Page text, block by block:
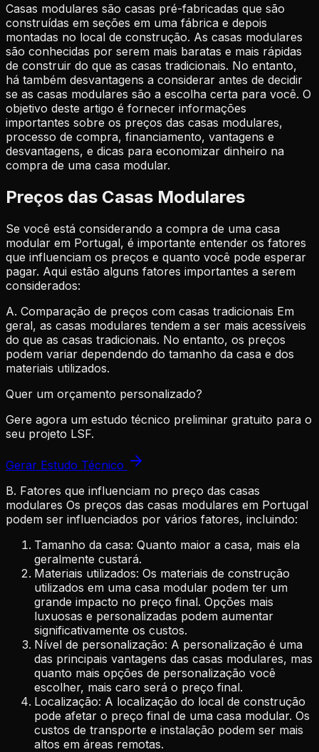
Casas modulares são casas pré-fabricadas que são
construídas em seções em uma fábrica e depois
montadas no local de construção. As casas modulares
são conhecidas por serem mais baratas e mais rápidas
de construir do que as casas tradicionais. No entanto,
há também desvantagens a considerar antes de decidir
se as casas modulares são a escolha certa para você. O
objetivo deste artigo é fornecer informações
importantes sobre os preços das casas modulares,
processo de compra, financiamento, vantagens e
desvantagens, e dicas para economizar dinheiro na
compra de uma casa modular.
Preços das Casas Modulares
Se você está considerando a compra de uma casa
modular em Portugal, é importante entender os fatores
que influenciam os preços e quanto você pode esperar
pagar. Aqui estão alguns fatores importantes a serem
considerados:
A. Comparação de preços com casas tradicionais Em
geral, as casas modulares tendem a ser mais acessíveis
do que as casas tradicionais. No entanto, os preços
podem variar dependendo do tamanho da casa e dos
materiais utilizados.
Quer um orçamento personalizado?
Gere agora um estudo técnico preliminar gratuito para o
seu projeto LSF.
Gerar Estudo Técnico
B. Fatores que influenciam no preço das casas
modulares Os preços das casas modulares em Portugal
podem ser influenciados por vários fatores, incluindo:
Tamanho da casa: Quanto maior a casa, mais ela
geralmente custará.
Materiais utilizados: Os materiais de construção
utilizados em uma casa modular podem ter um
grande impacto no preço final. Opções mais
luxuosas e personalizadas podem aumentar
significativamente os custos.
Nível de personalização: A personalização é uma
das principais vantagens das casas modulares, mas
quanto mais opções de personalização você
escolher, mais caro será o preço final.
Localização: A localização do local de construção
pode afetar o preço final de uma casa modular. Os
custos de transporte e instalação podem ser mais
altos em áreas remotas.